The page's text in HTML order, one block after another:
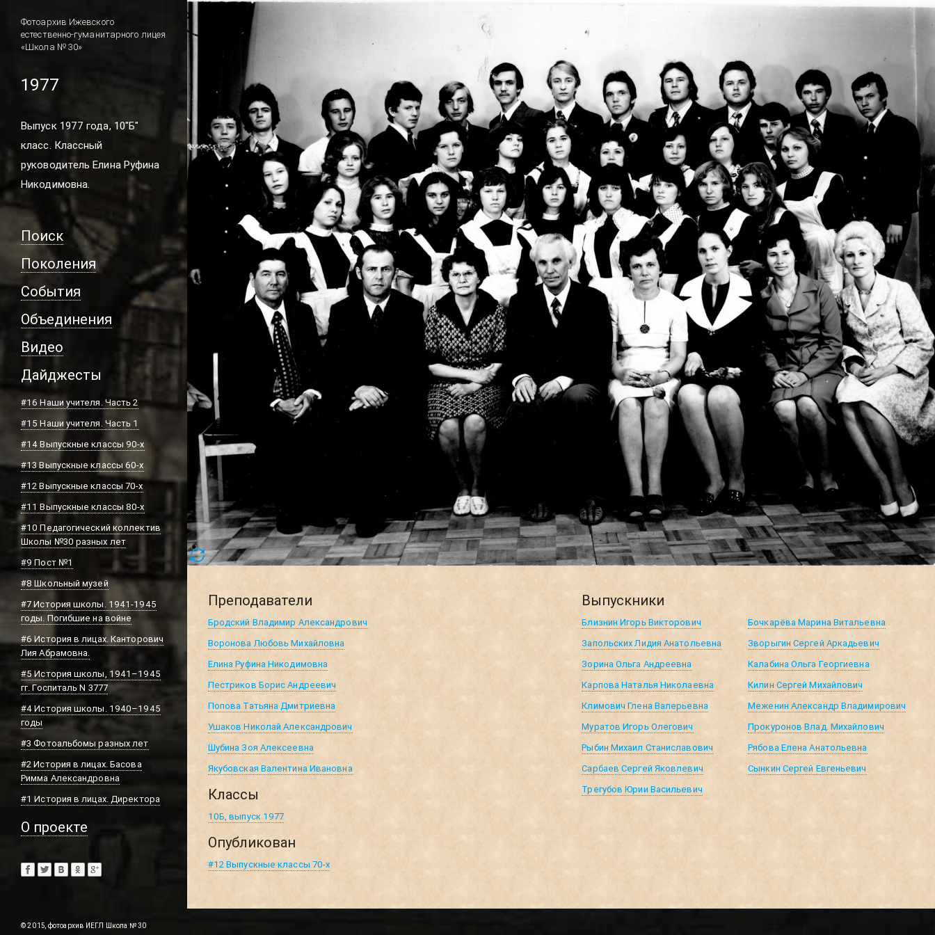
Фотоархив Ижевского
естественно-гуманитарного лицея
«Школа № 30»
1977
Выпуск 1977 года, 10"Б"
класс. Классный
руководитель Елина Руфина
Никодимовна.
Поиск
Поколения
События
Объединения
Видео
Дайджесты
#16 Наши учителя. Часть 2
#15 Наши учителя. Часть 1
#14 Выпускные классы 90-х
#13 Выпускные классы 60-х
#12 Выпускные классы 70-х
#11 Выпускные классы 80-х
#10 Педагогический коллектив
Школы №30 разных лет
#9 Пост №1
#8 Школьный музей
#7 История школы. 1941-1945
годы. Погибшие на войне
#6 История в лицах. Канторович
Лия Абрамовна.
#5 История школы, 1941–1945
гг. Госпиталь N 3777
#4 История школы. 1940–1945
годы
#3 Фотоальбомы разных лет
#2 История в лицах. Басова
Римма Александровна
#1 История в лицах. Директора
О проекте
Преподаватели
Бродский Владимир Александрович
Воронова Любовь Михайловна
Елина Руфина Никодимовна
Пестриков Борис Андреевич
Попова Татьяна Дмитриевна
Ушаков Николай Александрович
Шубина Зоя Алексеевна
Якубовская Валентина Ивановна
Классы
10Б, выпуск 1977
Опубликован
#12 Выпускные классы 70-х
Выпускники
Близнин Игорь Викторович
Бочкарёва Марина Витальевна
Запольских Лидия Анатольевна
Зворыгин Сергей Аркадьевич
Зорина Ольга Андреевна
Калабина Ольга Георгиевна
Карпова Наталья Николаевна
Килин Сергей Михайлович
Климович Глена Валерьевна
Меженин Александр Владимирович
Муратов Игорь Олегович
Прокуронов Влад. Михайлович
Рыбин Михаил Станиславович
Рябова Елена Анатольевна
Сарбаев Сергей Яковлевич
Сынкин Сергей Евгеньевич
Трегубов Юрии Васильевич
© 2015, фотоархив ИЕГЛ Школа № 30